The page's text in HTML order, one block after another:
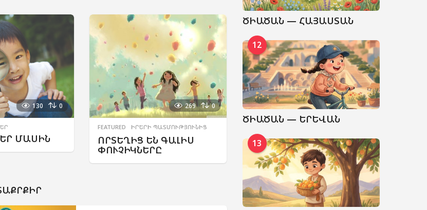
130 0
ՄԱՍԻՆ
269 0
FEATURED ,ԻՐԵՐԻ ՊԱՏՄՈՒԹՅՈՒՆԻՑ
ՈՐՏԵՂԻՑ ԵՆ ԳԱԼԻՍ
ՓՈՒՉԻԿՆԵՐԸ
ԾԻԱԾԱՆ — ՀԱՅԱՍՏԱՆ
12
ԾԻԱԾԱՆ — ԵՐԵՎԱՆ
13